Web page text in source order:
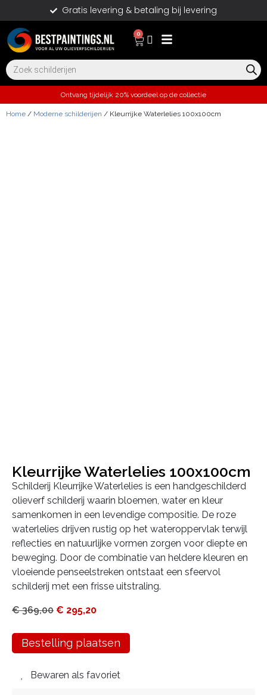
Gratis levering & betaling bij levering
0
Ontvang tijdelijk 20% voordeel op de collectie
Home / Moderne schilderijen / Kleurrijke Waterlelies 100x100cm
Kleurrijke Waterlelies 100x100cm
Schilderij Kleurrijke Waterlelies is een handgeschilderd
olieverf schilderij waarin bloemen, water en kleur
samenkomen in een levendige compositie. De roze
waterlelies drijven rustig op het wateroppervlak terwijl
reflecties en natuurlijke vormen zorgen voor diepte en
beweging. Door de combinatie van heldere kleuren en
vloeiende penseelstreken ontstaat een sfeervol
schilderij met een frisse uitstraling.
€369,00 € 295,20
Bestelling plaatsen
Bewaren als favoriet